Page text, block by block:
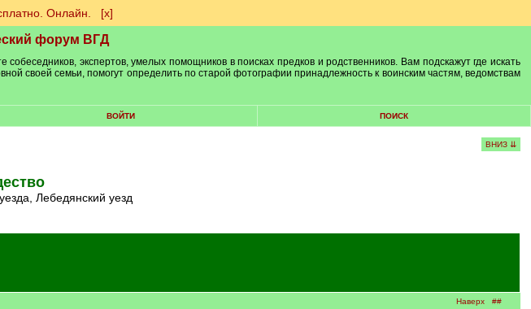
Онлайн. [х]
форум ВГД
экспертов, умелых помощников в поисках предков и родственников. Вам подскажут где искать
своей семьи, помогут определить по старой фотографии принадлежность к воинским частям, ведомствам
ВОЙТИ ПОИСК
ВНИЗ ⇊
Лебедянский уезд
Наверх ##